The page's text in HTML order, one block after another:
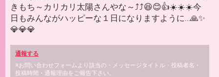
きもち～カリカリ太陽さんやな～⤴️⤴️😆😊👍☀️☀️☀️今
日もみんながハッピーな１日になりますように…🙏✨
💎💎💎
通報する
※お問い合わせフォームより該当の・メッセージタイトル・投稿者名・
投稿時間・通報理由をご報告下さい。